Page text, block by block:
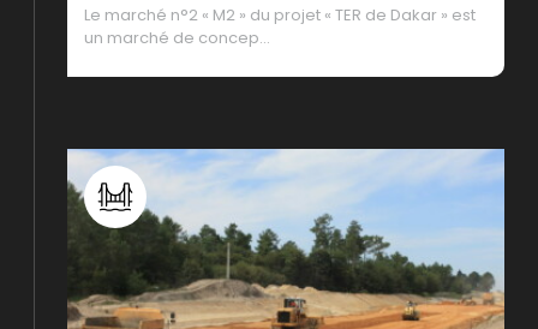
Le marché n°2 « M2 » du projet « TER de Dakar » est
un marché de concep…